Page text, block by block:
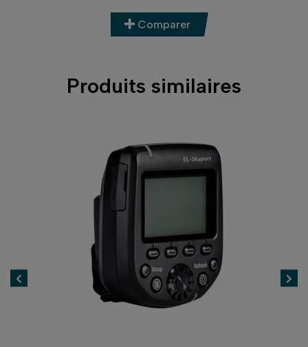
Comparer
Produits similaires